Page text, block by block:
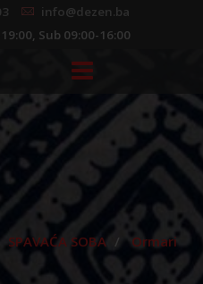
info@dezen.ba
Sub 09:00-16:00
SPAVAĆA SOBA
Ormari